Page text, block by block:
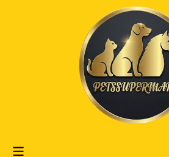
Cookievoorkeuren zijn momenteel gesloten.